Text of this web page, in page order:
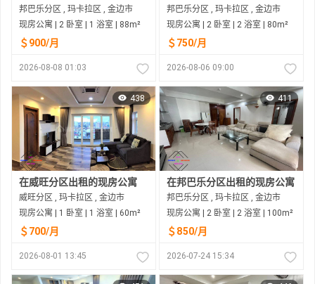
邦巴乐分区 , 玛卡拉区 , 金边市
现房公寓 | 2 卧室 | 1 浴室 | 88m²
＄900/月
2026-08-08 01:03
邦巴乐分区 , 玛卡拉区 , 金边市
现房公寓 | 2 卧室 | 2 浴室 | 80m²
＄750/月
2026-08-06 09:00
438
在威旺分区出租的现房公寓
威旺分区 , 玛卡拉区 , 金边市
现房公寓 | 1 卧室 | 1 浴室 | 60m²
＄700/月
2026-08-01 13:45
411
在邦巴乐分区出租的现房公寓
邦巴乐分区 , 玛卡拉区 , 金边市
现房公寓 | 2 卧室 | 2 浴室 | 100m²
＄850/月
2026-07-24 15:34